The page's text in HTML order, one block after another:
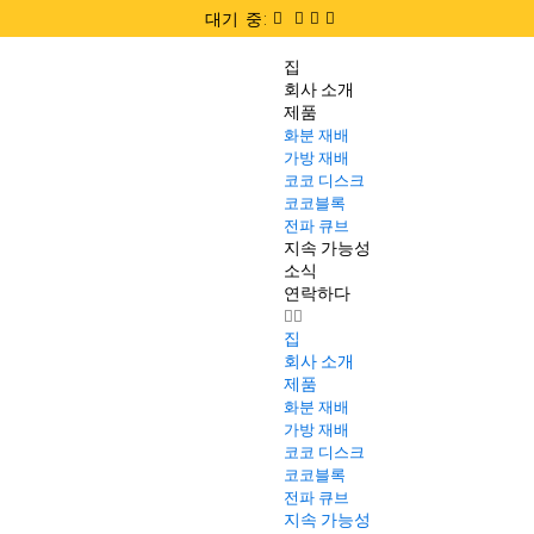
대기 중:
집
회사 소개
제품
화분 재배
가방 재배
코코 디스크
코코블록
전파 큐브
지속 가능성
소식
연락하다
집
회사 소개
제품
화분 재배
가방 재배
코코 디스크
코코블록
전파 큐브
지속 가능성